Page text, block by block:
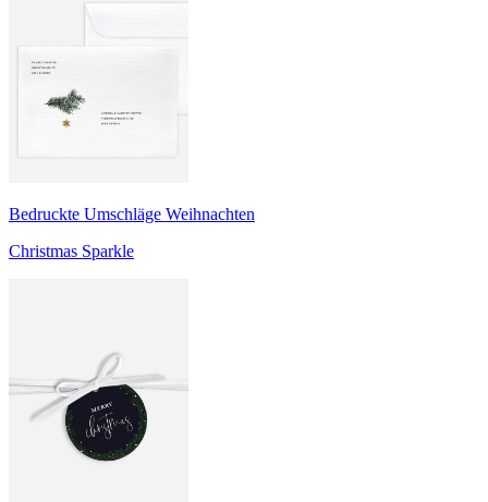
Bedruckte Umschläge Weihnachten
Christmas Sparkle